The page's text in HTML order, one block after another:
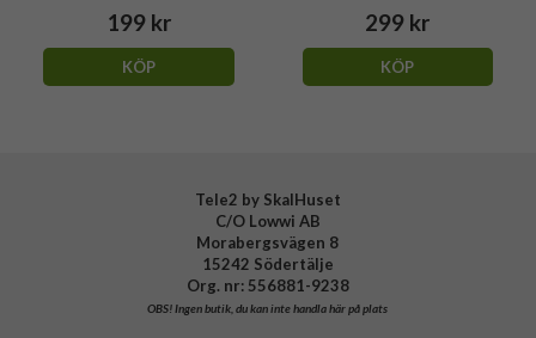
199 kr
KÖP
299 kr
KÖP
Tele2 by SkalHuset
C/O Lowwi AB
Morabergsvägen 8
15242 Södertälje
Org. nr: 556881-9238
OBS!Ingen butik, du kan inte handla här på plats